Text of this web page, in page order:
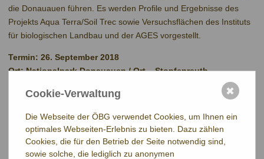
die Donauauen führen. Es werden Profile und Ergebnisse des
Projekts Aqua Terra/Soil Trec sowie Versuchsflächen des Instituts
für biologischen Landbau und derAGES vorgestellt.
Termin: 26. September 2018
Ort: Nationalpark Donauauen / Ort – Stopfenreuth
Flussgroßlandschaft“
Anmeldung, Detailfragen: bitte kontaktieren SieAndreas
Baumgarten
Cookie-Verwaltung
Die Webseite der ÖBG verwendet Cookies, um Ihnen ein
optimales Webseiten-Erlebnis zu bieten. Dazu zählen
Cookies, die für den Betrieb der Seite notwendig sind,
sowie solche, die lediglich zu anonymen
✖